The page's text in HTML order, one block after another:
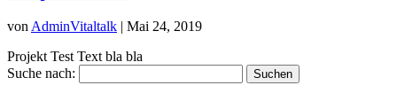
vonAdminVitaltalk | Mai 24, 2019
Projekt Test Text bla bla
Suche nach: